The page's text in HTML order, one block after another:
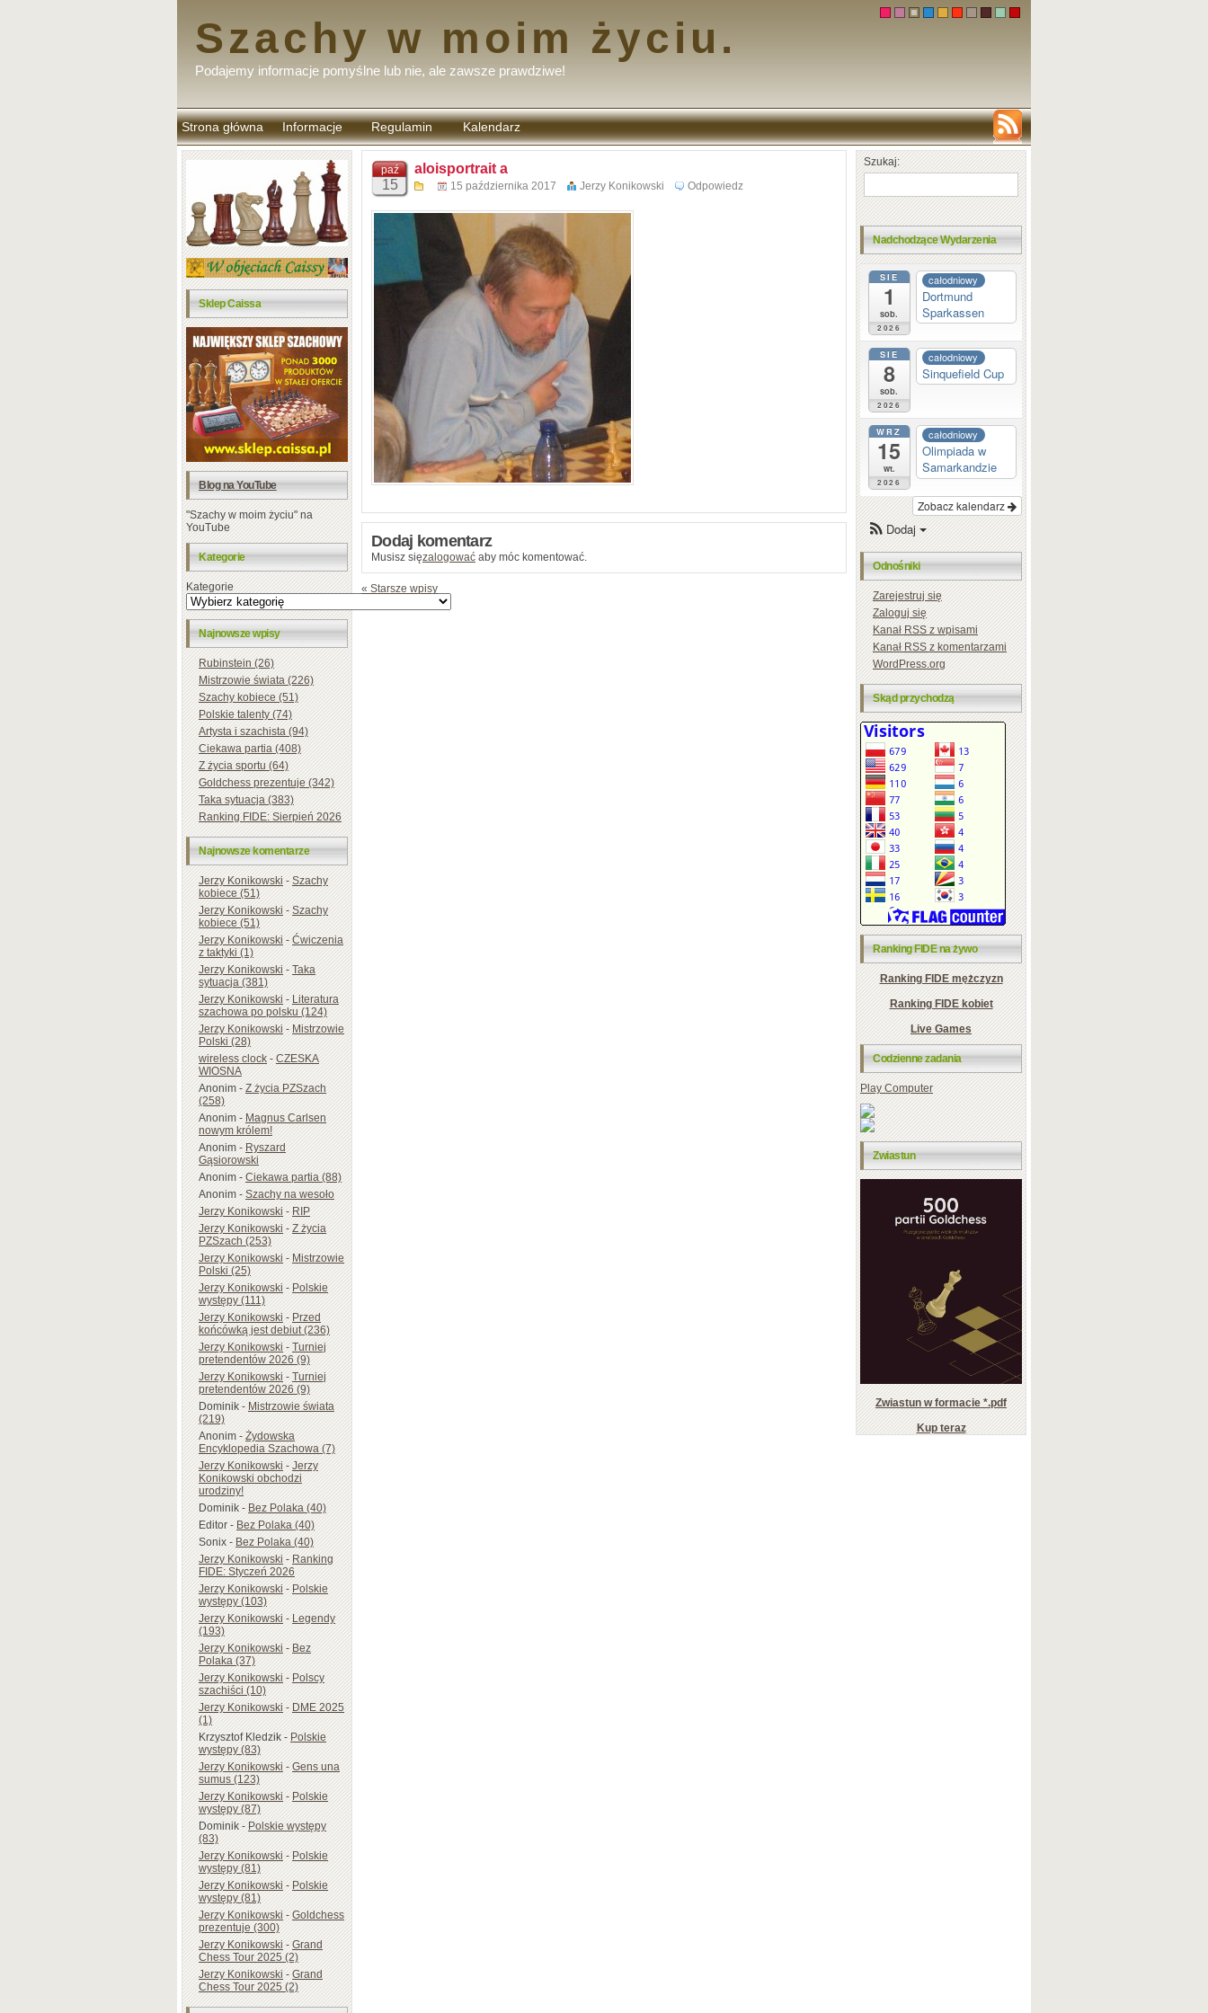
Szachy w moim życiu.
Podajemy informacje pomyślne lub nie, ale zawsze prawdziwe!
Strona główna Informacje Regulamin
komentarzy
Kalendarz
Sklep Caissa
Blog na YouTube
"Szachy w moim życiu" na
YouTube
Kategorie
Kategorie
Najnowsze wpisy
Rubinstein (26)
Mistrzowie świata (226)
Szachy kobiece (51)
Polskie talenty (74)
Artysta i szachista (94)
Ciekawa partia (408)
Z życia sportu (64)
Goldchess prezentuje (342)
Taka sytuacja (383)
Ranking FIDE: Sierpień 2026
Najnowsze komentarze
Jerzy Konikowski-Szachy
kobiece (51)
Jerzy Konikowski-Szachy
kobiece (51)
Jerzy Konikowski-Ćwiczenia
z taktyki (1)
Jerzy Konikowski-Taka
sytuacja (381)
Jerzy Konikowski-Literatura
szachowa po polsku (124)
Jerzy Konikowski-Mistrzowie
Polski (28)
wireless clock-CZESKA
WIOSNA
Anonim-Z życia PZSzach
(258)
Anonim-Magnus Carlsen
nowym królem!
Anonim-Ryszard
Gąsiorowski
Anonim-Ciekawa partia (88)
Anonim-Szachy na wesoło
Jerzy Konikowski-RIP
Jerzy Konikowski-Z życia
PZSzach (253)
Jerzy Konikowski-Mistrzowie
Polski (25)
Jerzy Konikowski-Polskie
występy (111)
Jerzy Konikowski-Przed
końcówką jest debiut (236)
Jerzy Konikowski-Turniej
pretendentów 2026 (9)
Jerzy Konikowski-Turniej
pretendentów 2026 (9)
Dominik-Mistrzowie świata
(219)
Anonim-Żydowska
Encyklopedia Szachowa (7)
Jerzy Konikowski-Jerzy
Konikowski obchodzi
urodziny!
Dominik-Bez Polaka (40)
Editor-Bez Polaka (40)
Sonix-Bez Polaka (40)
Jerzy Konikowski-Ranking
FIDE: Styczeń 2026
Jerzy Konikowski-Polskie
występy (103)
Jerzy Konikowski-Legendy
(193)
Jerzy Konikowski-Bez
Polaka (37)
Jerzy Konikowski-Polscy
szachiści (10)
Jerzy Konikowski-DME 2025
(1)
Krzysztof Kledzik-Polskie
występy (83)
Jerzy Konikowski-Gens una
sumus (123)
Jerzy Konikowski-Polskie
występy (87)
Dominik-Polskie występy
(83)
Jerzy Konikowski-Polskie
występy (81)
Jerzy Konikowski-Polskie
występy (81)
Jerzy Konikowski-Goldchess
prezentuje (300)
Jerzy Konikowski-Grand
Chess Tour 2025 (2)
Jerzy Konikowski-Grand
Chess Tour 2025 (2)
paź
15
aloisportrait a
15 października 2017 Jerzy Konikowski Odpowiedz
Dodaj komentarz
Musisz sięzalogować aby móc komentować.
« Starsze wpisy
Szukaj:
Nadchodzące Wydarzenia
SIE
1
sob.
2026
całodniowy
Dortmund
Sparkassen
SIE
8
sob.
2026
całodniowy
Sinquefield Cup
WRZ
15
wt.
2026
całodniowy
Olimpiada w
Samarkandzie
Zobacz kalendarz
Dodaj
Odnośniki
Zarejestruj się
Zaloguj się
KanałRSSz wpisami
KanałRSSz komentarzami
WordPress.org
Skąd przychodzą
Ranking FIDE na żywo
Ranking FIDE mężczyzn
Ranking FIDE kobiet
Live Games
Codzienne zadania
Play Computer
Zwiastun
Zwiastun w formacie *.pdf
Kup teraz